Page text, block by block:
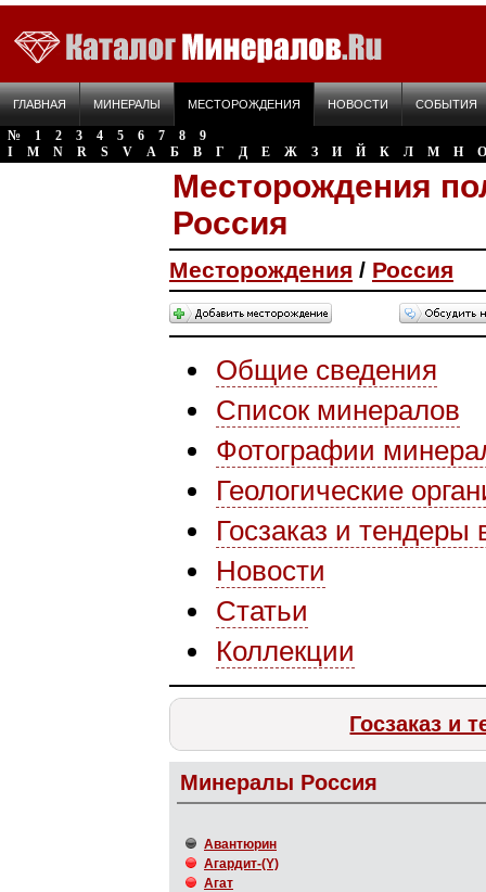
ГЛАВНАЯ МИНЕРАЛЫ МЕСТОРОЖДЕНИЯ НОВОСТИ СОБЫТИЯ
№ 1 2 3 4 5 6 7 8
9
I
M N R S V А Б В Г Д Е Ж З И Й К Л М Н О
Месторождения
Россия
Месторождения / Россия
Общие сведения
Список минералов
Фотографии
Геологические
Госзаказ и тендеры
Новости
Статьи
Коллекции
Госзаказ и
Минералы Россия
Авантюрин
Агардит-(Y)
Агат